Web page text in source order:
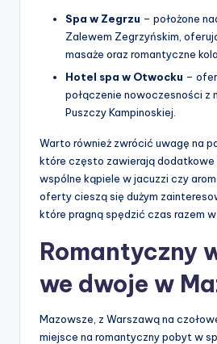
Spa w Zegrzu – położone
Zalewem Zegrzyńskim,
masaże oraz romantyczne
Hotel spa w Otwocku –
połączenie nowoczesności z
Puszczy Kampinoskiej.
Warto również zwrócić uwagę na
które często zawierają dodatkowe
wspólne kąpiele w jacuzzi czy
oferty cieszą się dużym
które pragną spędzić czas razem
Romantyczny
we dwoje w
Mazowsze, z Warszawą na
miejsce na romantyczny pobyt w